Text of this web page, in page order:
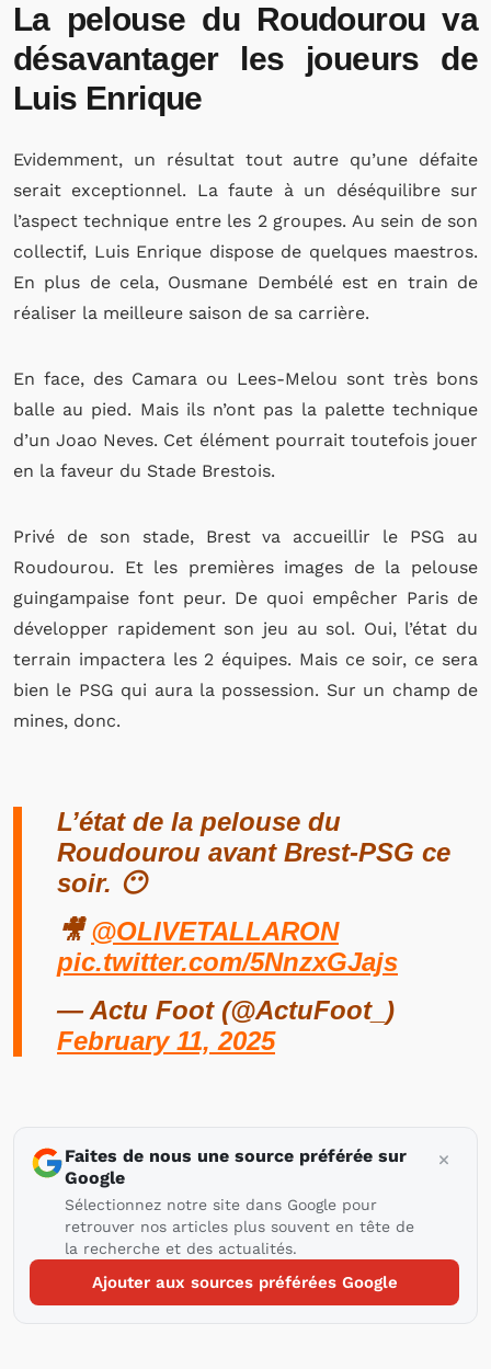
La pelouse du Roudourou va
désavantager les joueurs de
Luis Enrique
Evidemment, un résultat tout autre qu’une défaite
serait exceptionnel. La faute à un déséquilibre sur
l’aspect technique entre les 2 groupes. Au sein de son
collectif, Luis Enrique dispose de quelques maestros.
En plus de cela, Ousmane Dembélé est en train de
réaliser la meilleure saison de sa carrière.
En face, des Camara ou Lees-Melou sont très bons
balle au pied. Mais ils n’ont pas la palette technique
d’un Joao Neves. Cet élément pourrait toutefois jouer
en la faveur du Stade Brestois.
Privé de son stade, Brest va accueillir le PSG au
Roudourou. Et les premières images de la pelouse
guingampaise font peur. De quoi empêcher Paris de
développer rapidement son jeu au sol. Oui, l’état du
terrain impactera les 2 équipes. Mais ce soir, ce sera
bien le PSG qui aura la possession. Sur un champ de
mines, donc.
L’état de la pelouse du
Roudourou avant Brest-PSG ce
soir. 😶
🎥@OLIVETALLARON
pic.twitter.com/5NnzxGJajs
— Actu Foot (@ActuFoot_)
February 11, 2025
Faites de nous une source préférée sur
Google
Sélectionnez notre site dans Google pour
retrouver nos articles plus souvent en tête de
la recherche et des actualités.
Ajouter aux sources préférées Google